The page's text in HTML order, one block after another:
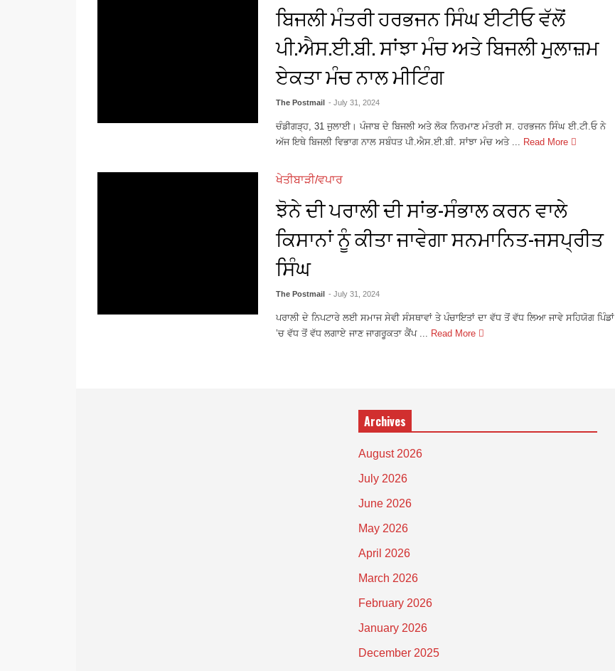
ਬਿਜਲੀ ਮੰਤਰੀ ਹਰਭਜਨ ਸਿੰਘ ਈਟੀਓ ਵੱਲੋਂ
ਪੀ.ਐਸ.ਈ.ਬੀ. ਸਾਂਝਾ ਮੰਚ ਅਤੇ ਬਿਜਲੀ ਮੁਲਾਜ਼ਮ
ਏਕਤਾ ਮੰਚ ਨਾਲ ਮੀਟਿੰਗ
The Postmail - July 31, 2024
ਚੰਡੀਗੜ੍ਹ, 31 ਜੁਲਾਈ। ਪੰਜਾਬ ਦੇ ਬਿਜਲੀ ਅਤੇ ਲੋਕ ਨਿਰਮਾਣ ਮੰਤਰੀ ਸ. ਹਰਭਜਨ ਸਿੰਘ ਈ.ਟੀ.ਓ ਨੇ
ਅੱਜ ਇਥੇ ਬਿਜਲੀ ਵਿਭਾਗ ਨਾਲ ਸਬੰਧਤ ਪੀ.ਐਸ.ਈ.ਬੀ. ਸਾਂਝਾ ਮੰਚ ਅਤੇ ...
Read More
ਖੇਤੀਬਾੜੀ/ਵਪਾਰ
ਝੋਨੇ ਦੀ ਪਰਾਲੀ ਦੀ ਸਾਂਭ-ਸੰਭਾਲ ਕਰਨ ਵਾਲੇ
ਕਿਸਾਨਾਂ ਨੂੰ ਕੀਤਾ ਜਾਵੇਗਾ ਸਨਮਾਨਿਤ-ਜਸਪ੍ਰੀਤ
ਸਿੰਘ
The Postmail - July 31, 2024
ਪਰਾਲੀ ਦੇ ਨਿਪਟਾਰੇ ਲਈ ਸਮਾਜ ਸੇਵੀ ਸੰਸਥਾਵਾਂ ਤੇ ਪੰਚਾਇਤਾਂ ਦਾ ਵੱਧ ਤੋਂ ਵੱਧ ਲਿਆ ਜਾਵੇ ਸਹਿਯੋਗ ਪਿੰਡਾਂ
’ਚ ਵੱਧ ਤੋਂ ਵੱਧ ਲਗਾਏ ਜਾਣ ਜਾਗਰੂਕਤਾ ਕੈਂਪ ...
Read More
Archives
August 2026
July 2026
June 2026
May 2026
April 2026
March 2026
February 2026
January 2026
December 2025